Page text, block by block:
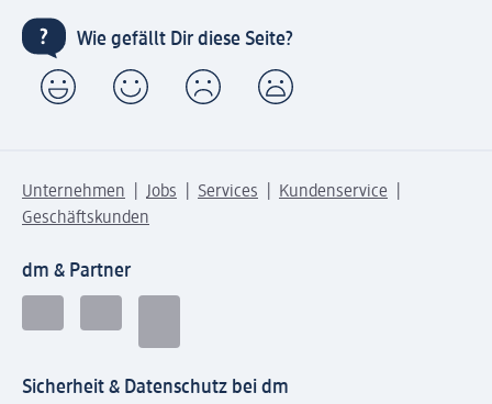
Wie gefällt Dir diese Seite?
Unternehmen Jobs Services
Kundenservice
Geschäftskunden
dm & Partner
Sicherheit & Datenschutz bei dm